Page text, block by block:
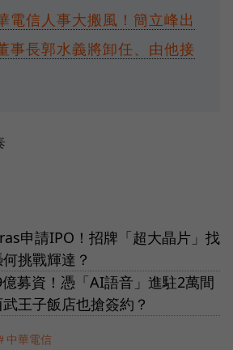
電信人事大搬風！簡立峰出
事長郭水義將卸任、由他接
申請IPO！招牌「超大晶片」找
挑戰輝達？
募資！憑「AI語音」進駐2萬間
王子飯店也搶簽約？
中華電信